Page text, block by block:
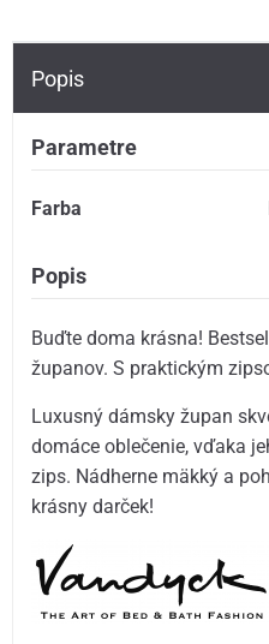
Popis
Parametre
Farba
Popis
Buďte doma krásna!
županov. S praktickým
Luxusný dámsky župan
domáce oblečenie, vďaka
zips. Nádherne mäkký a
krásny darček!